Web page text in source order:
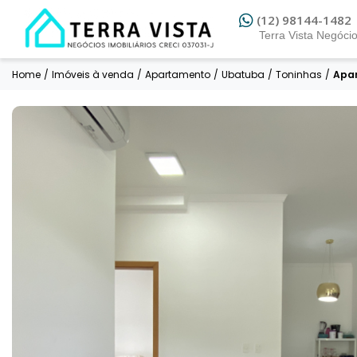
(12) 3042-0950
(12) 98144-1482
Home / Imóveis à venda / Apartamento / Ubatuba / Toninhas /